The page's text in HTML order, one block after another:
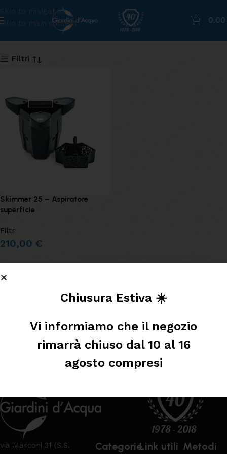
Skip to navigation
Skip to main content
0 0,00
25
Filtri
Skimmer 25 – Aspiratore
superficie
Filtri
210,00 €
Leggi tutto
via Marconi 31 (S.S.
CategorieLink utili Metodi
Chiusura Estiva ☀️
Vi informiamo che il negozio
rimarrà chiuso dal 10 al 16
agosto compresi